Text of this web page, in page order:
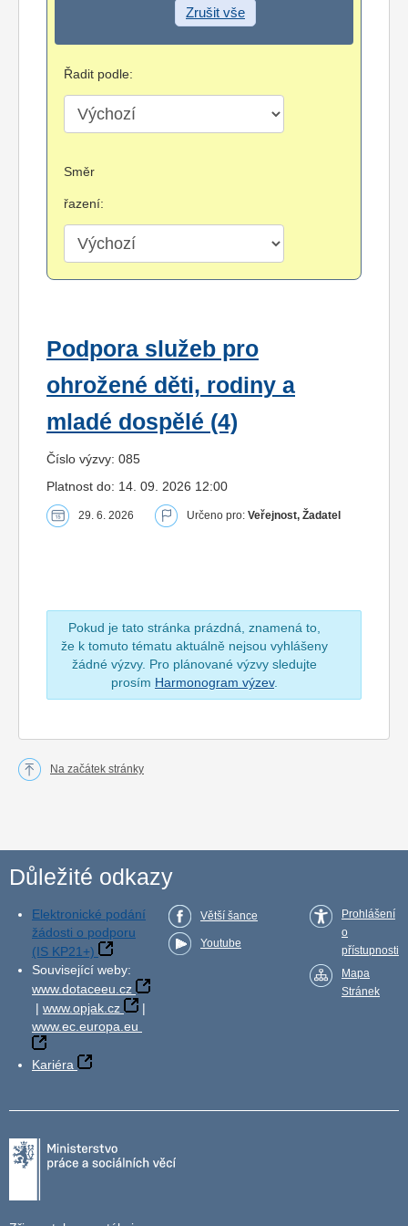
Zrušit vše
Řadit podle:
Směr
řazení:
Podpora služeb pro
ohrožené děti, rodiny a
mladé dospělé (4)
Číslo výzvy: 085
Platnost do: 14. 09. 2026 12:00
29. 6. 2026 Určeno pro: Veřejnost, Žadatel
Pokud je tato stránka prázdná, znamená to,
že k tomuto tématu aktuálně nejsou vyhlášeny
žádné výzvy. Pro plánované výzvy sledujte
prosím Harmonogram výzev.
Na začátek stránky
Důležité odkazy
Elektronické podání
žádosti o podporu
(IS KP21+)
Související weby:
www.dotaceeu.cz
| www.opjak.cz
|
www.ec.europa.eu
Kariéra
Větší šance
Youtube
Prohlášení
o
přístupnosti
Mapa
Stránek